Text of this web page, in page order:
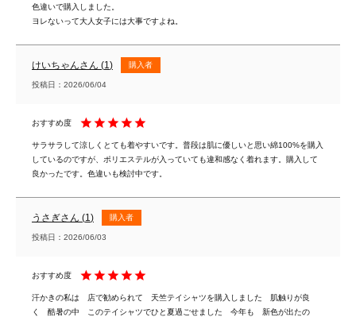
色違いで購入しました。
けいちゃん 1 購入者
投稿日 2026/06/04
サラサラして涼しくとても着やすいです。普段は肌に優しいと思い綿100%を購入
しているのですが、ポリエステルが入っていても違和感なく着れます。購入して
良かったです。色違いも検討中です。
うさぎ 1 購入者
投稿日 2026/06/03
汗かきの私は　店で勧められて　天竺テイシャツを購入しました　肌触りが良
く　酷暑の中　このテイシャツでひと夏過ごせました　今年も　新色が出たの